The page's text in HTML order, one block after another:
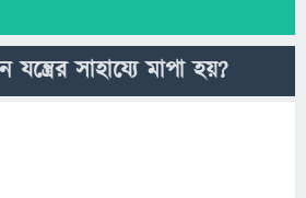
সাহায্যে মাপা হয়?